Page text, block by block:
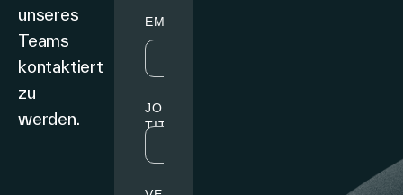
unseres
Teams
kontaktiert
zu
werden.